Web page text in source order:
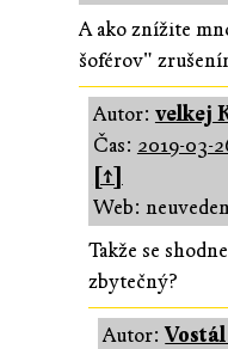
A ako znížite
šoférov"
Autor: velkej
Čas: 2019-03-
[↑]
Web:
Takže se
zbytečný?
Autor: